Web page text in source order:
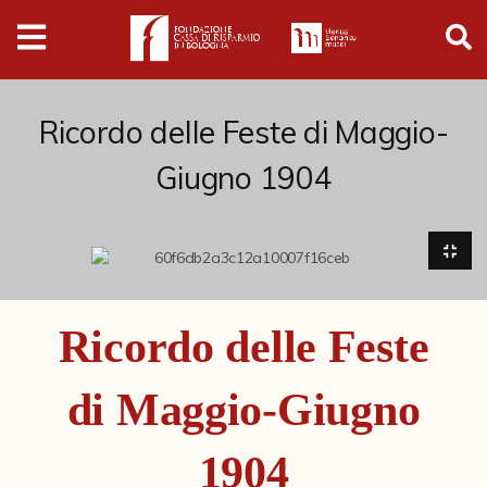
Digital
Humanities
Donazioni
Collezioni
Cataloghi storici
Dipinti
Ricordo delle Feste di Maggio-
Giugno 1904
Ricordo delle Feste
di Maggio-Giugno
1904